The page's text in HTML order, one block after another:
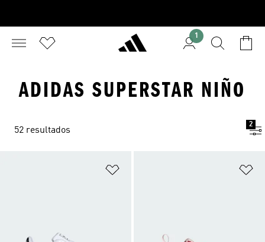
1
ADIDAS SUPERSTAR NIÑO
52 resultados
2